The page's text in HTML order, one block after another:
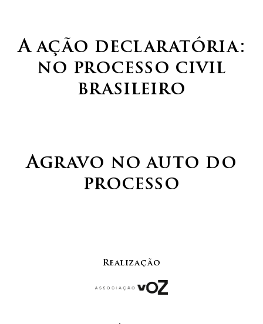
A ação declaratória:
no processo civil
brasileiro
Agravo no auto do
processo
Realização